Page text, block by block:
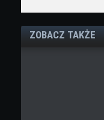
ZOBACZ TAKŻE